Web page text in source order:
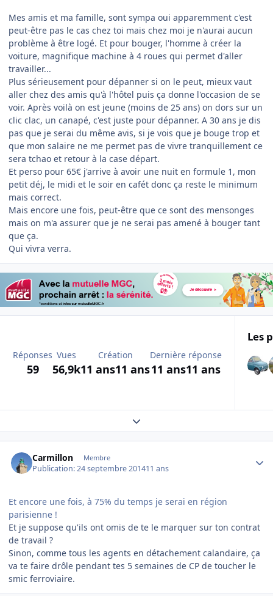
Mes amis et ma famille, sont sympa oui apparemment c'est
peut-être pas le cas chez toi mais chez moi je n'aurai aucun
problème à être logé. Et pour bouger, l'homme à créer la
voiture, magnifique machine à 4 roues qui permet d'aller
travailler...
Plus sérieusement pour dépanner si on le peut, mieux vaut
aller chez des amis qu'à l'hôtel puis ça donne l'occasion de se
voir. Après voilà on est jeune (moins de 25 ans) on dors sur un
clic clac, un canapé, c'est juste pour dépanner. A 30 ans je dis
pas que je serai du même avis, si je vois que je bouge trop et
que mon salaire ne me permet pas de vivre tranquillement ce
sera tchao et retour à la case départ.
Et perso pour 65€ j'arrive à avoir une nuit en formule 1, mon
petit déj, le midi et le soir en cafét donc ça reste le minimum
mais correct.
Mais encore une fois, peut-être que ce sont des mensonges
mais on m'a assurer que je ne serai pas amené à bouger tant
que ça.
Qui vivra verra.
Réponses
59
Vues
56,9k
Création
11 ans11 ans
Dernière réponse
11 ans11 ans
Les
Expand topic overview
Carmillon Membre
Publication:24 septembre 201411 ans
Et encore une fois, à 75% du temps je serai en région
parisienne !
Et je suppose qu'ils ont omis de te le marquer sur ton contrat
de travail ?
Sinon, comme tous les agents en détachement calandaire, ça
va te faire drôle pendant tes 5 semaines de CP de toucher le
smic ferroviaire.